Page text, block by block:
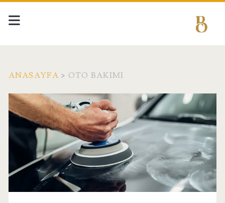
ANASAYFA > OTO BAKIMI
Kategori:
<span>Oto
Bakımı</span>